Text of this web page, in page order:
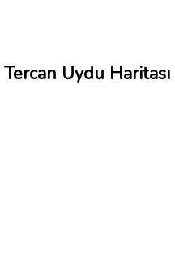
Tercan Uydu Haritası